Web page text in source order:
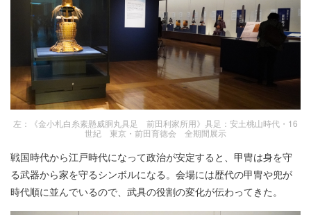
左：《金小札白糸素懸威胴丸具足 前田利家所用》具足：安土桃山時代・16
世紀 東京・前田育徳会 全期間展示
戦国時代から江戸時代になって政治が安定すると、甲冑は身を守
る武器から家を守るシンボルになる。会場には歴代の甲冑や兜が
時代順に並んでいるので、武具の役割の変化が伝わってきた。